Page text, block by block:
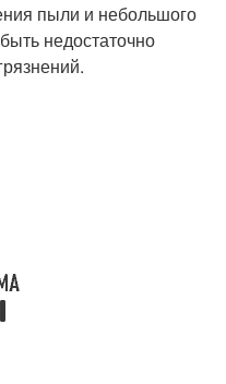
пыли и небольшого
недостаточно